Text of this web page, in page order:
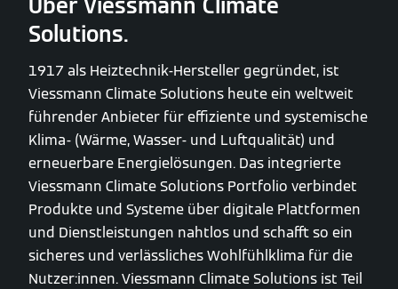
Über Viessmann Climate
Solutions.
1917 als Heiztechnik-Hersteller gegründet, ist
Viessmann Climate Solutions heute ein weltweit
führender Anbieter für effiziente und systemische
Klima- (Wärme, Wasser- und Luftqualität) und
erneuerbare Energielösungen. Das integrierte
Viessmann Climate Solutions Portfolio verbindet
Produkte und Systeme über digitale Plattformen
und Dienstleistungen nahtlos und schafft so ein
sicheres und verlässliches Wohlfühlklima für die
Nutzer:innen. Viessmann Climate Solutions ist Teil